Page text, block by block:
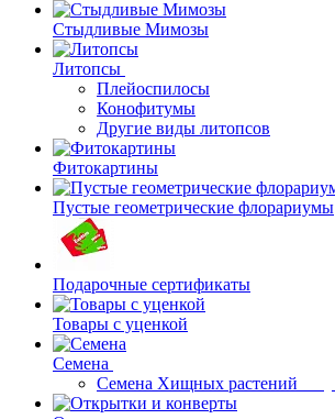
Стыдливые Мимозы
Литопсы
Плейоспилосы
Конофитумы
Другие виды литопсов
Фитокартины
Пустые геометрические флорариумы
Подарочные сертификаты
Товары с уценкой
Семена
Семена Хищных растений